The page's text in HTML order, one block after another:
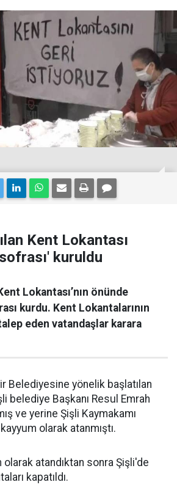
Kent Lokantası
kuruldu
Lokantası’nın önünde
kurdu. Kent Lokantalarının
eden vatandaşlar karara
Belediyesine yönelik başlatılan
belediye Başkanı Resul Emrah
ve yerine Şişli Kaymakamı
olarak atanmıştı.
olarak atandıktan sonra Şişli'de
kapatıldı.